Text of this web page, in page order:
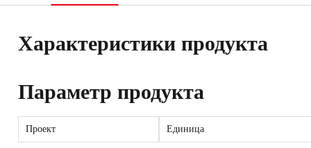
Характеристики продукта
Параметр продукта
Проект Единица